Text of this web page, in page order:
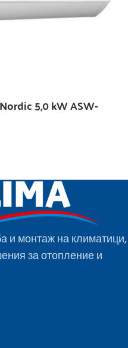
5,0 kW ASW-
и монтаж на климатици,
за отопление и